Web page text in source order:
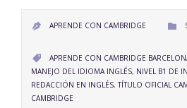
 APRENDE CON CAMBRIDGE 
 CATEGORY
APRENDE CON CAMBRIDGE
MANEJO DEL IDIOMA INGLÉS, NIVEL B1 DE
REDACCIÓN EN INGLÉS,TÍTULO OFICIAL
CAMBRIDGE